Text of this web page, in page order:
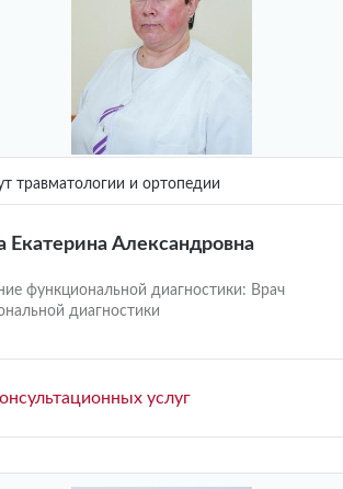
травматологии и ортопедии
Александровна
функциональной диагностики: Врач
диагностики
услуг